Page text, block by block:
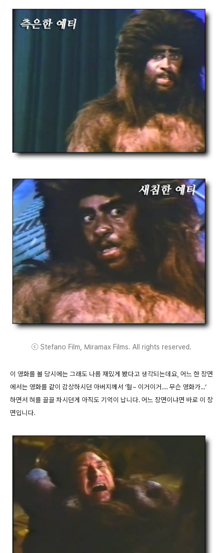
ⓒ Stefano Film, Miramax Films. All rights reserved.
이 영화를 볼 당시에는 그래도 나름 재밌게 봤다고 생각되는데요, 어느 한 장면
에서는 영화를 같이 감상하시던 아버지께서 ‘헐~ 이거이거.... 무슨 영화가...’
하면서 혀를 끌끌 차시던게 아직도 기억이 납니다. 어느 장면이냐면 바로 이 장
면입니다.